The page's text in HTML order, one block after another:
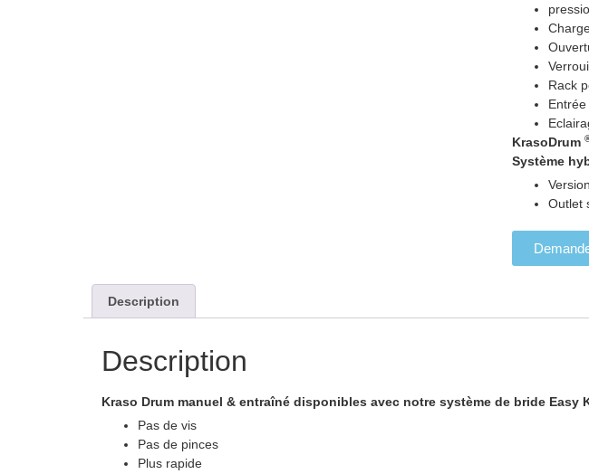
Rack
KrasoDrum
Système
Outlet
Description
Description
Kraso Drum manuel & entraîné disponibles avec notre système de bride Easy
Pas de vis
Pas de pinces
Plus rapide